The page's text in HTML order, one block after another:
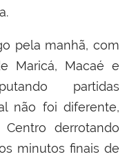
pela manhã, com
Maricá, Macaé e
partidas
não foi diferente,
derrotando
minutos finais de